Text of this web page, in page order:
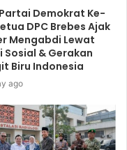
Partai Demokrat Ke-
DPC Brebes Ajak
Mengabdi Lewat
Sosial & Gerakan
Biru Indonesia
ago